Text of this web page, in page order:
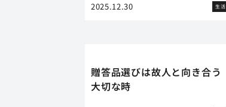
2025.12.30 生活
贈答品選びは故人と向き合う
大切な時